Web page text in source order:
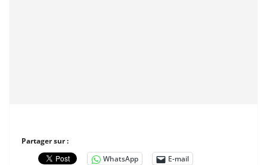
Partager sur :
WhatsApp
E-mail